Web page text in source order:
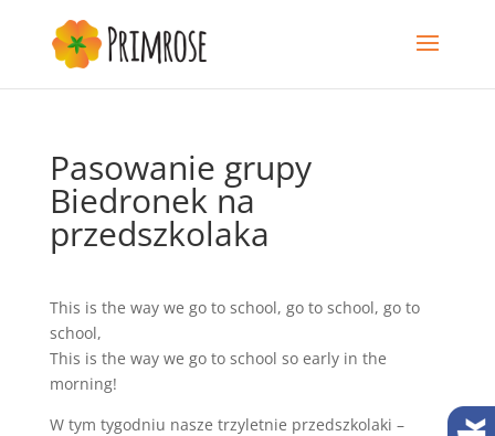
Pasowanie grupy
Biedronek na
przedszkolaka
This is the way we go to school, go to school, go to
school,
This is the way we go to school so early in the
morning!
W tym tygodniu nasze trzyletnie przedszkolaki –